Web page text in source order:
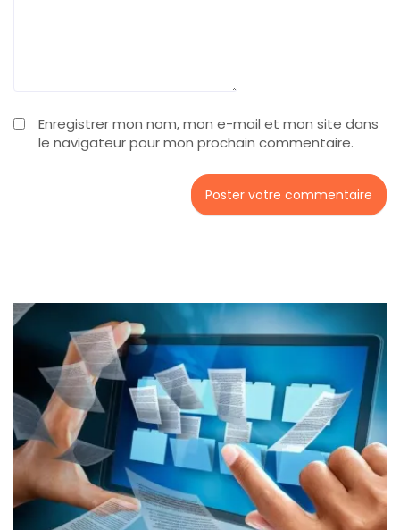
Enregistrer mon nom, mon e-mail et mon site dans
le navigateur pour mon prochain commentaire.